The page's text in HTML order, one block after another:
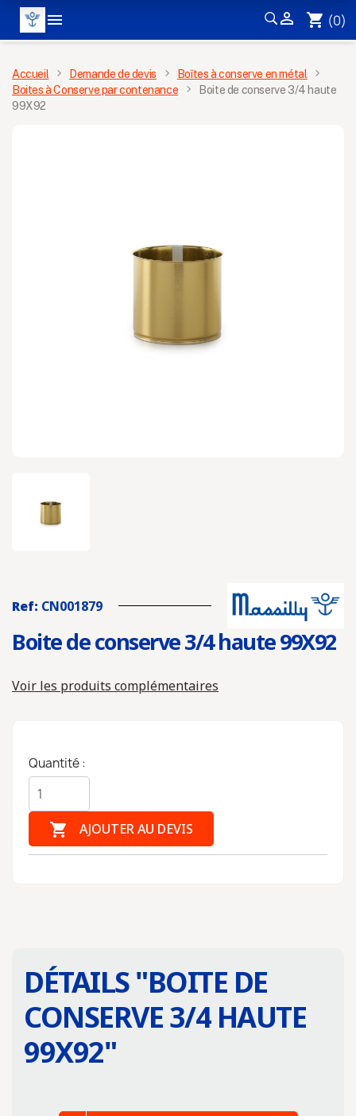
  shopping_cart (0)
MENU
Accueil Demande de devis
Boîtes à conserve en métal
Boites à Conserve par contenance
Boite de conserve 3/4 haute
99X92
Ref: CN001879
Boite de conserve 3/4 haute 99X92
Voir les produits complémentaires
Quantité :
 AJOUTER AU DEVIS
DÉTAILS "BOITE DE
CONSERVE 3/4 HAUTE
99X92"